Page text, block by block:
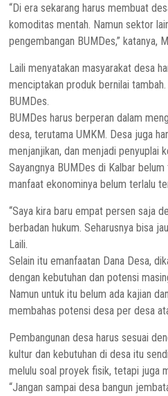
“Di era sekarang harus membuat
komoditas mentah. Namun sektor
pengembangan BUMDes,” katanya,
Laili menyatakan masyarakat desa
menciptakan produk bernilai
BUMDes.
BUMDes harus berperan dalam
desa, terutama UMKM. Desa juga
menjanjikan, dan menjadi penyuplai
Sayangnya BUMDes di Kalbar
manfaat ekonominya belum terlalu
“Saya kira baru empat persen saja
berbadan hukum. Seharusnya bisa
Laili.
Selain itu emanfaatan Dana Desa,
dengan kebutuhan dan potensi
Namun untuk itu belum ada kajian
membahas potensi desa per desa
Pembangunan desa harus sesuai
kultur dan kebutuhan di desa itu
melulu soal proyek fisik, tetapi juga
“Jangan sampai desa bangun